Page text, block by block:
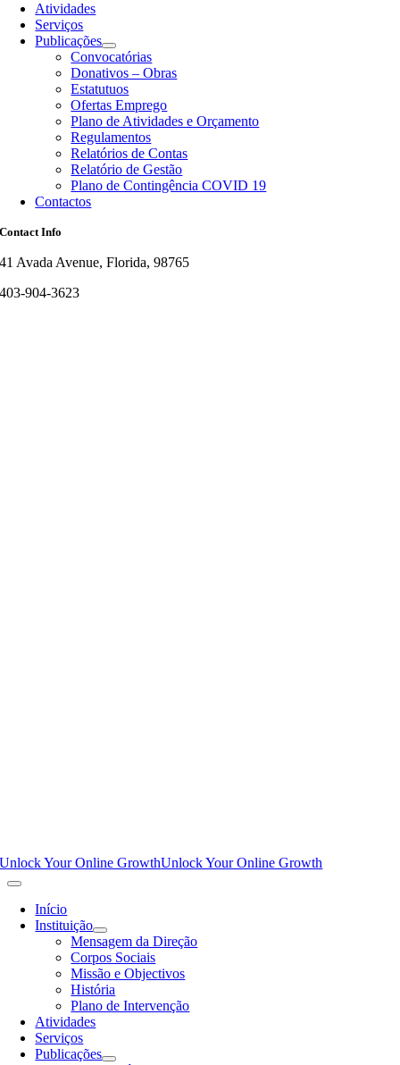
Atividades
Serviços
Publicações
Convocatórias
Donativos – Obras
Estatutuos
Ofertas Emprego
Plano de Atividades e Orçamento
Regulamentos
Relatórios de Contas
Relatório de Gestão
Plano de Contingência COVID 19
Contactos
Contact Info
41 Avada Avenue, Florida, 98765
403-904-3623
Unlock Your Online GrowthUnlock Your Online Growth
Início
Instituição
Mensagem da Direção
Corpos Sociais
Missão e Objectivos
História
Plano de Intervenção
Atividades
Serviços
Publicações